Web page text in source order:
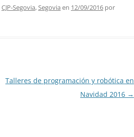
CJP-Segovia,Segovia en 12/09/2016 por
Talleres de programación y robótica en
Navidad 2016 →